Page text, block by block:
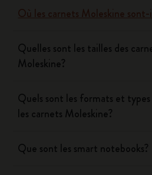
Où les carnets Moleskine sont-
Quelles sont les tailles des
Moleskine?
Quels sont les formats et
les carnets Moleskine?
Que sont les smart notebooks?